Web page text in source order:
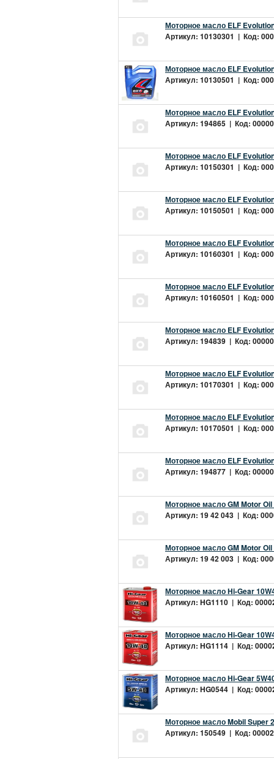
Моторное масло ELF
Артикул: 10130301 | Код:
Моторное масло ELF
Артикул: 10130501 | Код:
Моторное масло ELF
Артикул: 194865 | Код:
Моторное масло ELF
Артикул: 10150301 | Код:
Моторное масло ELF
Артикул: 10150501 | Код:
Моторное масло ELF
Артикул: 10160301 | Код:
Моторное масло ELF
Артикул: 10160501 | Код:
Моторное масло ELF
Артикул: 194839 | Код:
Моторное масло ELF
Артикул: 10170301 | Код:
Моторное масло ELF
Артикул: 10170501 | Код:
Моторное масло ELF
Артикул: 194877 | Код:
Моторное масло GM Motor Oil
Артикул: 19 42 043 | Код:
Моторное масло GM Motor
Артикул: 19 42 003 | Код:
Моторное масло Hi-Gear
Артикул: HG1110 | Код:
Моторное масло Hi-Gear
Артикул: HG1114 | Код:
Моторное масло Hi-Gear
Артикул: HG0544 | Код:
Моторное масло Mobil Super
Артикул: 150549 | Код: